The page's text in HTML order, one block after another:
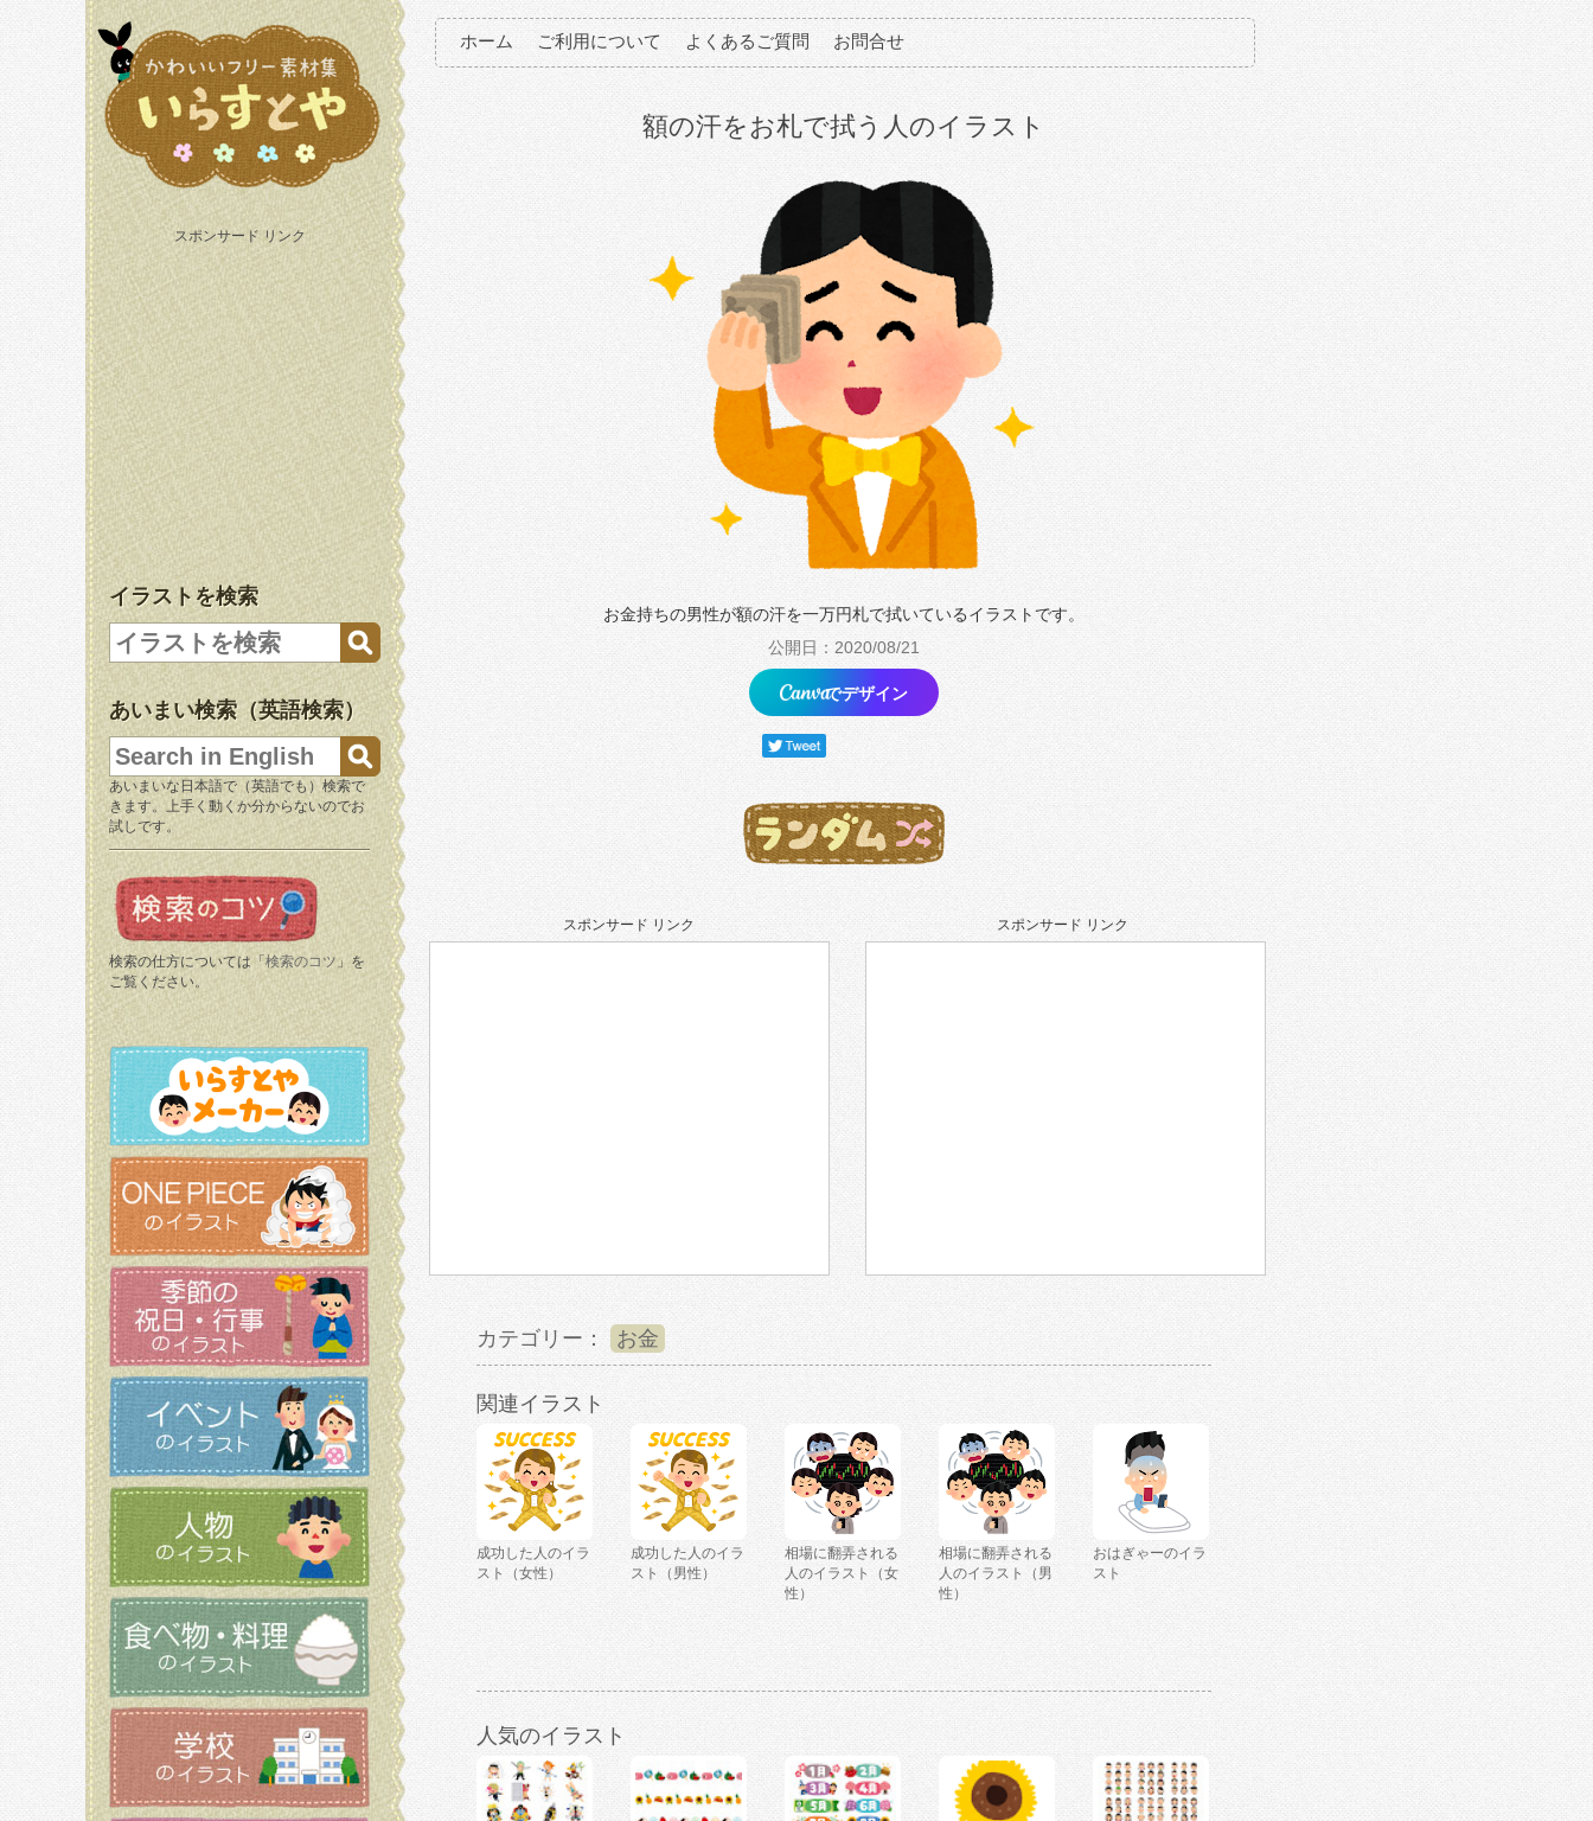
スポンサード リンク
イラストを検索
あいまい検索（英語検索）
あいまいな日本語で（英語でも）検索で
きます。上手く動くか分からないのでお
試しです。
検索の仕方については「 検索のコツ 」を
ご覧ください。
ホーム ご利用について よくあるご質問 お問合せ
額の汗をお札で拭う人のイラスト
お金持ちの男性が額の汗を一万円札で拭いているイラストです。
公開日：2020/08/21
でデザイン
スポンサード リンク スポンサード リンク
カテゴリー： お金
関連イラスト
成功した人のイラ
スト（女性）
成功した人のイラ
スト（男性）
相場に翻弄される
人のイラスト（女
性）
相場に翻弄される
人のイラスト（男
性）
おはぎゃーのイラ
スト
人気のイラスト